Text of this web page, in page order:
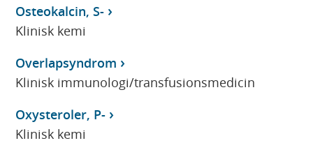
Osteokalcin, S-
Klinisk kemi
Overlapsyndrom
Klinisk immunologi/transfusionsmedicin
Oxysteroler, P-
Klinisk kemi